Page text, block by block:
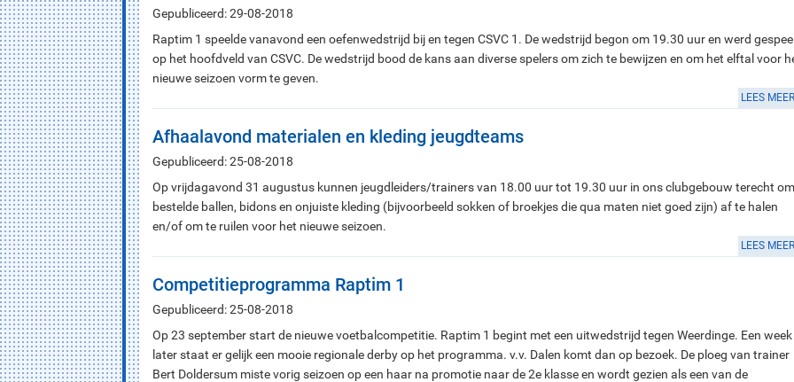
Gepubliceerd: 29-08-2018
Raptim 1 speelde vanavond een oefenwedstrijd bij en tegen CSVC 1. De wedstrijd begon om 19.30 uur en werd
op het hoofdveld van CSVC. De wedstrijd bood de kans aan diverse spelers om zich te bewijzen en om het elftal voor
nieuwe seizoen vorm te geven.
LEES MEER
Afhaalavond materialen en kleding jeugdteams
Gepubliceerd: 25-08-2018
Op vrijdagavond 31 augustus kunnen jeugdleiders/trainers van 18.00 uur tot 19.30 uur in ons clubgebouw terecht om
bestelde ballen, bidons en onjuiste kleding (bijvoorbeeld sokken of broekjes die qua maten niet goed zijn) af te halen
en/of om te ruilen voor het nieuwe seizoen.
LEES MEER
Competitieprogramma Raptim 1
Gepubliceerd: 25-08-2018
Op 23 september start de nieuwe voetbalcompetitie. Raptim 1 begint met een uitwedstrijd tegen Weerdinge. Een week
later staat er gelijk een mooie regionale derby op het programma. v.v. Dalen komt dan op bezoek. De ploeg van trainer
Bert Doldersum miste vorig seizoen op een haar na promotie naar de 2e klasse en wordt gezien als een van de